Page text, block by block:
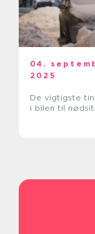
04.
2025
De vigtigste
i bilen til